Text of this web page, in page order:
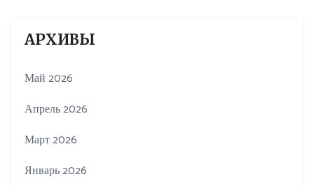
АРХИВЫ
Май 2026
Апрель 2026
Март 2026
Январь 2026